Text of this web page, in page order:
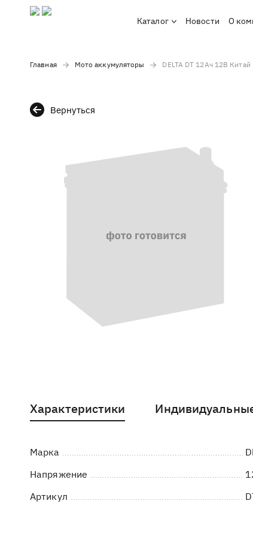
Каталог Новости О
Главная Мото аккумуляторы DELTA DT 12Ач 12В Китай
Вернуться
Характеристики
Марка
Напряжение
Артикул